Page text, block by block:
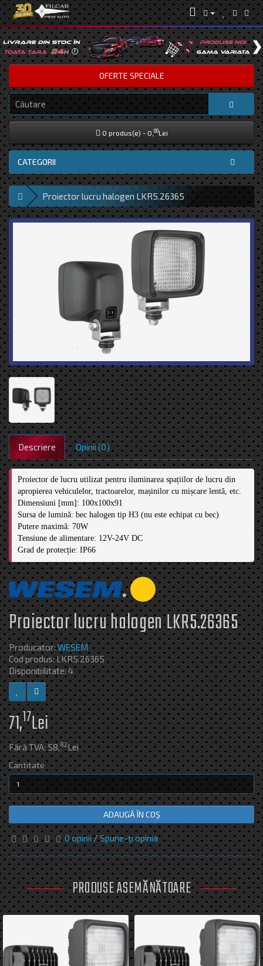
OFERTE SPECIALE
0 produs(e) - 0, 00Lei
CATEGORII
Proiector lucru halogen LKR5.26365
Descriere Opinii (0)
Proiector de lucru utilizat pentru iluminarea spațiilor de lucru din
apropierea vehiculelor, tractoarelor, mașinilor cu mișcare lentă, etc.
Dimensiuni [mm]: 100x100x91
Sursa de lumină: bec halogen tip H3 (nu este echipat cu bec)
Putere maximă: 70W
Tensiune de alimentare: 12V-24V DC
Grad de protecție: IP66
Proiector lucru halogen LKR5.26365
Producator:WESEM
Cod produs: LKR5.26365
Disponibilitate: 4
71,17Lei
Fără TVA: 58,82Lei
Cantitate
ADAUGĂ ÎN COŞ
0 opinii/Spune-ţi opinia
PRODUSE ASEMĂNĂTOARE